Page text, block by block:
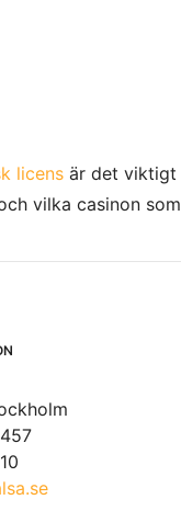
licensär det viktigt
vilka casinon som